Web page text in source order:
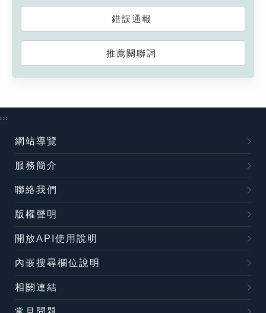
錯誤通報
推薦關聯詞
:::
網站導覽
服務簡介
聯絡我們
版權聲明
開放API使用說明
內嵌搜尋欄位說明
相關連結